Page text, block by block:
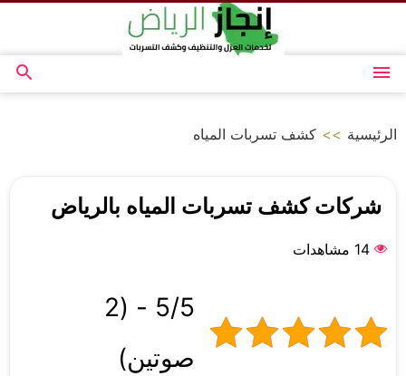
المحتوى
القائمة
بحث
الرئيسية >> كشف تسربات المياه
شركات كشف تسربات المياه بالرياض
14 مشاهدات
5/5 - (2
صوتين)